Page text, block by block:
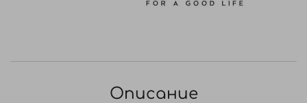
Описание